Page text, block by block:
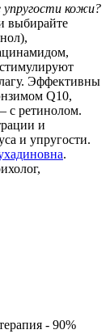
кожи?
выбирайте
Эффективны
Q10,
с ретинолом.
и
и упругости.
.